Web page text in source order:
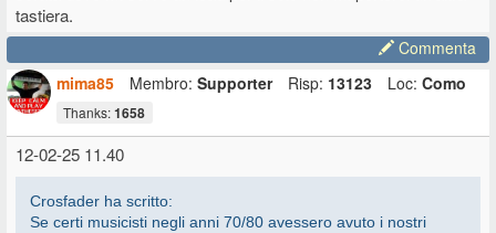
tastiera.
Commenta
mima85
Membro: Supporter Risp: 13123 Loc: Como
Thanks:1658
12-02-25 11.40
Crosfader ha scritto:
Se certi musicisti negli anni 70/80 avessero avuto i nostri